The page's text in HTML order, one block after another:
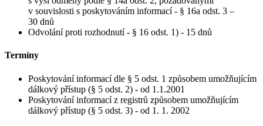
v souvislosti s poskytováním informací - § 16a odst. 3 –
30 dnů
Odvolání proti rozhodnutí - § 16 odst. 1) - 15 dnů
Termíny
Poskytování informací dle § 5 odst. 1 způsobem umožňujícím
dálkový přístup (§ 5 odst. 2) - od 1.1.2001
Poskytování informací z registrů způsobem umožňujícím
dálkový přístup (§ 5 odst. 3) - od 1. 1. 2002